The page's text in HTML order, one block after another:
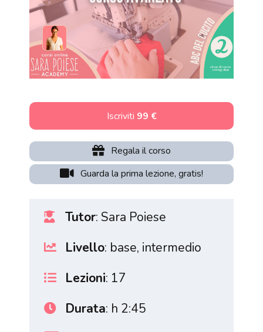
Iscriviti 99 €
Regala il corso
Guarda la prima lezione, gratis!
Tutor: Sara Poiese
Livello: base, intermedio
Lezioni: 17
Durata: h 2:45